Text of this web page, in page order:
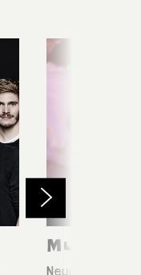
Weiter
Neugierig wer